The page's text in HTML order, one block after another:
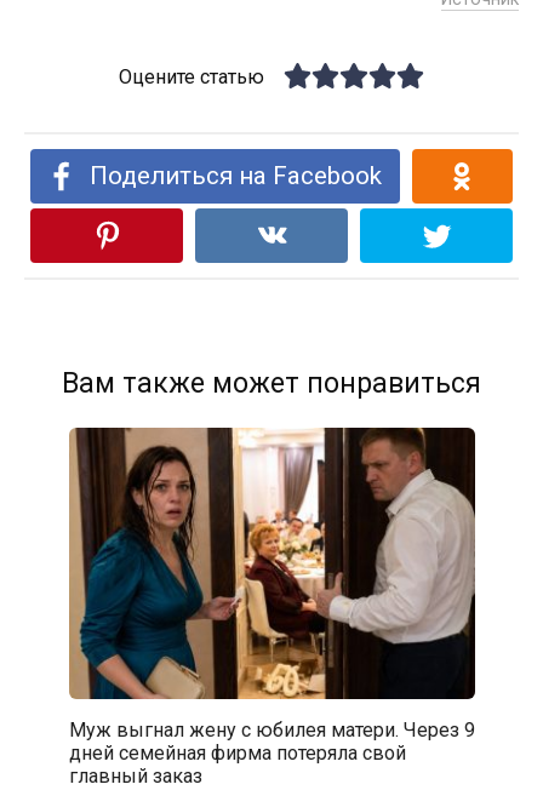
Оцените статью
Поделиться на Facebook
Вам также может понравиться
Муж выгнал жену с юбилея матери. Через 9
дней семейная фирма потеряла свой
главный заказ